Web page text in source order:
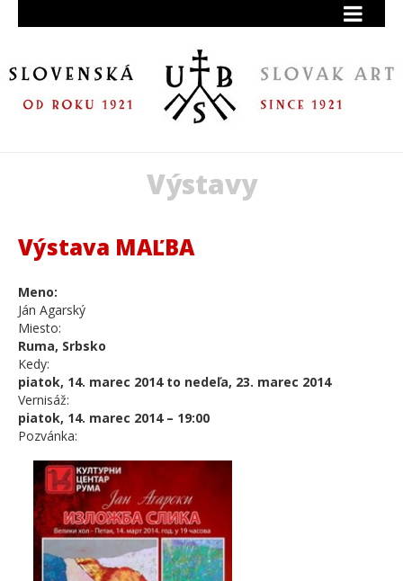
Výstavy
Výstava MAĽBA
Meno:
Ján Agarský
Miesto:
Ruma, Srbsko
Kedy:
piatok, 14. marec 2014 to nedeľa, 23. marec 2014
Vernisáž:
piatok, 14. marec 2014 – 19:00
Pozvánka: